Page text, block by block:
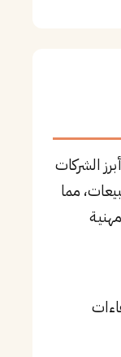
الشركات
مما